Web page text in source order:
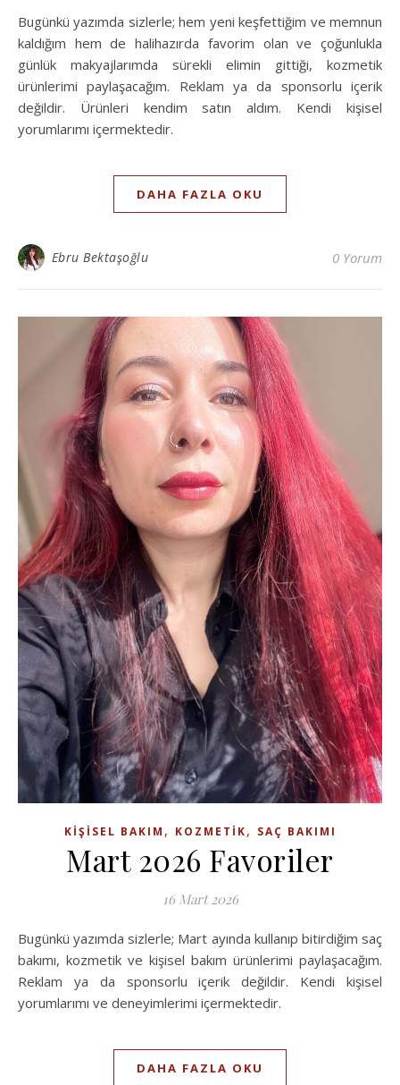
Bugünkü yazımda sizlerle; hem yeni keşfettiğim ve memnun
kaldığım hem de halihazırda favorim olan ve çoğunlukla
günlük makyajlarımda sürekli elimin gittiği, kozmetik
ürünlerimi paylaşacağım. Reklam ya da sponsorlu içerik
değildir. Ürünleri kendim satın aldım. Kendi kişisel
yorumlarımı içermektedir.
DAHA FAZLA OKU
Ebru Bektaşoğlu 0 Yorum
KIŞISEL BAKIM , KOZMETIK, SAÇ BAKIMI
Mart 2026 Favoriler
16 Mart 2026
Bugünkü yazımda sizlerle; Mart ayında kullanıp bitirdiğim saç
bakımı, kozmetik ve kişisel bakım ürünlerimi paylaşacağım.
Reklam ya da sponsorlu içerik değildir. Kendi kişisel
yorumlarımı ve deneyimlerimi içermektedir.
DAHA FAZLA OKU